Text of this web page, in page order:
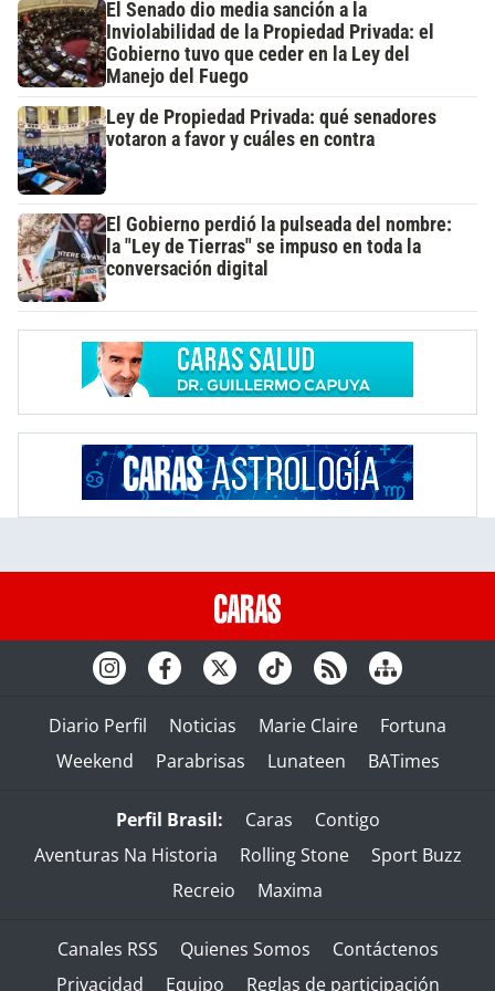
El Senado dio media sanción a la
Inviolabilidad de la Propiedad Privada: el
Gobierno tuvo que ceder en la Ley del
Manejo del Fuego
Ley de Propiedad Privada: qué senadores
votaron a favor y cuáles en contra
El Gobierno perdió la pulseada del nombre:
la "Ley de Tierras" se impuso en toda la
conversación digital
Diario Perfil Noticias Marie Claire
Fortuna
Weekend
Parabrisas Lunateen BATimes
Perfil Brasil: Caras
Contigo
Aventuras Na Historia
Rolling Stone
Sport Buzz
Recreio
Maxima
Canales RSS Quienes Somos
Contáctenos
Privacidad
Equipo Reglas de participación